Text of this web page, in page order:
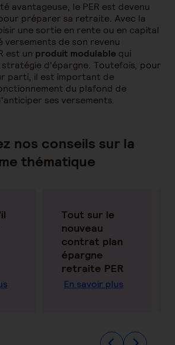
avantageuse, le PER est devenu
préparer sa retraite. Avec la
une sortie en rente ou en capital
de son revenu
est un produit modulable qui
d'épargne. Toutefois, pour
parti, il est important de
du plafond de
ses versements.
nos conseils sur la
thématique
Tout sur le
nouveau
contrat plan
épargne
retraite PER
En savoir plus